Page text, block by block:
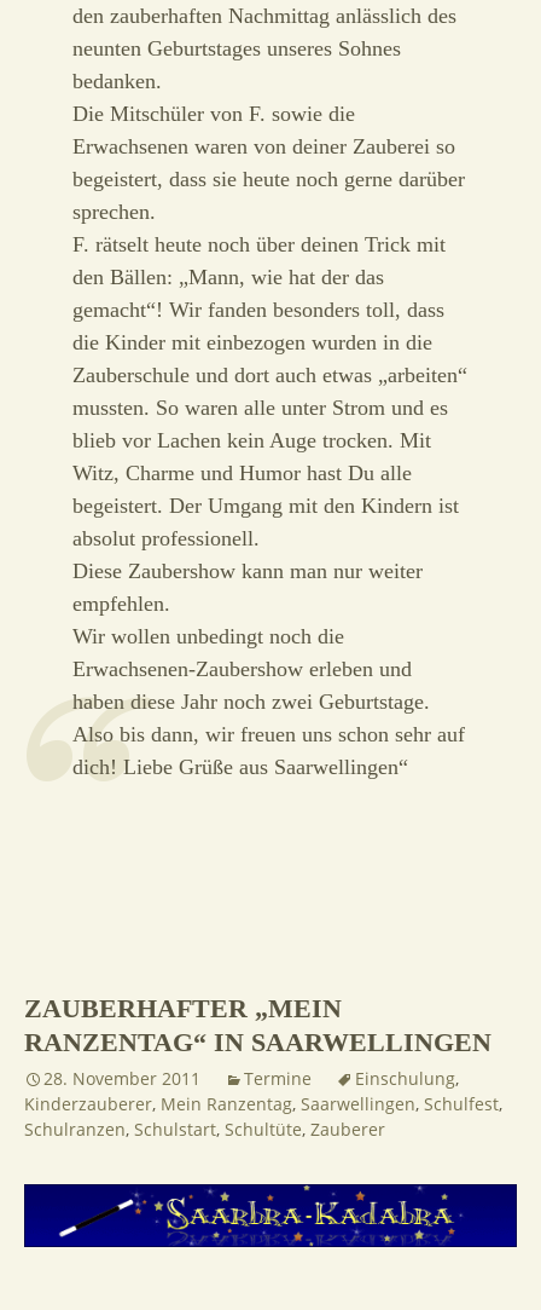
den zauberhaften Nachmittag anlässlich des
neunten Geburtstages unseres Sohnes
bedanken.
Die Mitschüler von F. sowie die
Erwachsenen waren von deiner Zauberei so
begeistert, dass sie heute noch gerne darüber
sprechen.
F. rätselt heute noch über deinen Trick mit
den Bällen: „Mann, wie hat der das
gemacht“! Wir fanden besonders toll, dass
die Kinder mit einbezogen wurden in die
Zauberschule und dort auch etwas „arbeiten“
mussten. So waren alle unter Strom und es
blieb vor Lachen kein Auge trocken. Mit
Witz, Charme und Humor hast Du alle
begeistert. Der Umgang mit den Kindern ist
absolut professionell.
Diese Zaubershow kann man nur weiter
empfehlen.
Wir wollen unbedingt noch die
Erwachsenen-Zaubershow erleben und
haben diese Jahr noch zwei Geburtstage.
Also bis dann, wir freuen uns schon sehr auf
dich! Liebe Grüße aus Saarwellingen“
ZAUBERHAFTER „MEIN
RANZENTAG“ IN SAARWELLINGEN
28. November 2011 Termine Einschulung,
Kinderzauberer, Mein Ranzentag, Saarwellingen, Schulfest,
Schulranzen, Schulstart, Schultüte, Zauberer